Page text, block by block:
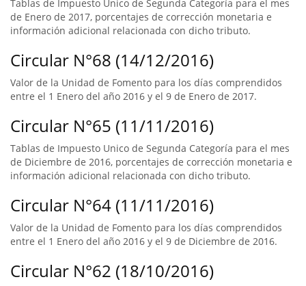
Tablas de Impuesto Unico de Segunda Categoría para el mes
de Enero de 2017, porcentajes de corrección monetaria e
información adicional relacionada con dicho tributo.
Circular N°68 (14/12/2016)
Valor de la Unidad de Fomento para los días comprendidos
entre el 1 Enero del año 2016 y el 9 de Enero de 2017.
Circular N°65 (11/11/2016)
Tablas de Impuesto Unico de Segunda Categoría para el mes
de Diciembre de 2016, porcentajes de corrección monetaria e
información adicional relacionada con dicho tributo.
Circular N°64 (11/11/2016)
Valor de la Unidad de Fomento para los días comprendidos
entre el 1 Enero del año 2016 y el 9 de Diciembre de 2016.
Circular N°62 (18/10/2016)